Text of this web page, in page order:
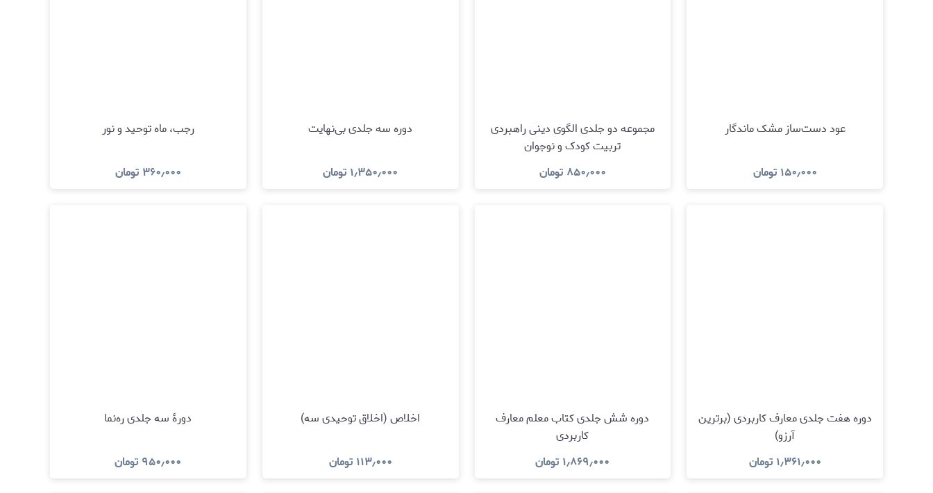
عود دست‌ساز مشک ماندگار
۱۵۰٫۰۰۰ تومان
مجموعه دو جلدی الگوی دینی راهبردی
تربیت کودک و نوجوان
۸۵۰٫۰۰۰ تومان
دوره سه جلدی بی‌نهایت
۱٫۳۵۰٫۰۰۰ تومان
رجب،‌ ماه توحید و نور
۳۶۰٫۰۰۰ تومان
دوره هفت جلدی معارف کاربردی (برترین
آرزو)
۱٫۳۶۱٫۰۰۰ تومان
دوره شش جلدی کتاب معلم معارف
کاربردی
۱٫۸۶۹٫۰۰۰ تومان
اخلاص (اخلاق توحیدی سه)
۱۱۳٫۰۰۰ تومان
دورۀ سه جلدی ره‌نما
۹۵۰٫۰۰۰ تومان